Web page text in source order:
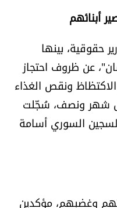
أبنائهم
حقوقية، بينها
عن ظروف احتجاز
ونقص الغذاء
شهر ونصف، سُجّلت
السوري أسامة
وغضبهم، مؤكدين